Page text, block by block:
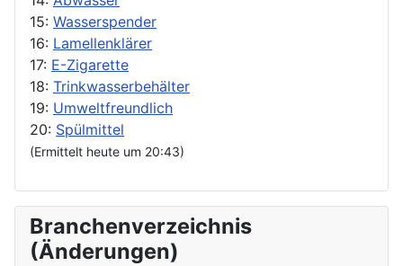
15: Wasserspender
16: Lamellenklärer
17: E-Zigarette
18: Trinkwasserbehälter
19: Umweltfreundlich
20: Spülmittel
(Ermittelt heute um 20:43)
Branchenverzeichnis
(Änderungen)